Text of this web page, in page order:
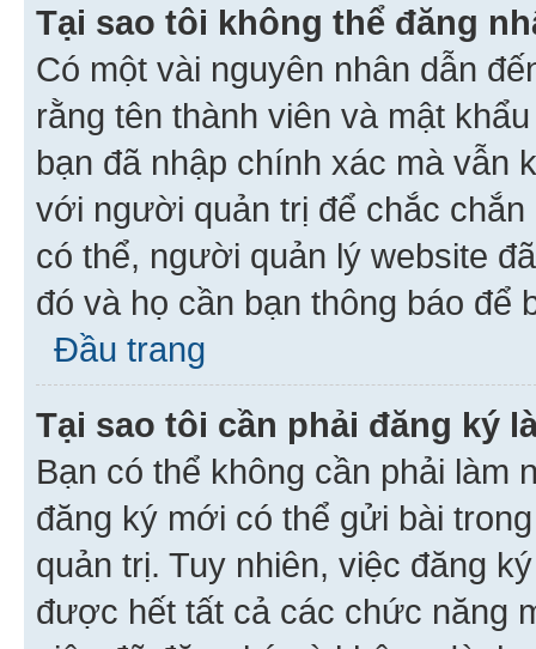
Tại sao tôi không thể đăng
Có một vài nguyên nhân dẫn
rằng tên thành viên và mật
bạn đã nhập chính xác mà vẫn
với người quản trị để chắc
có thể, người quản lý website
đó và họ cần bạn thông báo để
Đầu trang
Tại sao tôi cần phải đăng ký
Bạn có thể không cần phải làm
đăng ký mới có thể gửi bài
quản trị. Tuy nhiên, việc đăng
được hết tất cả các chức năng